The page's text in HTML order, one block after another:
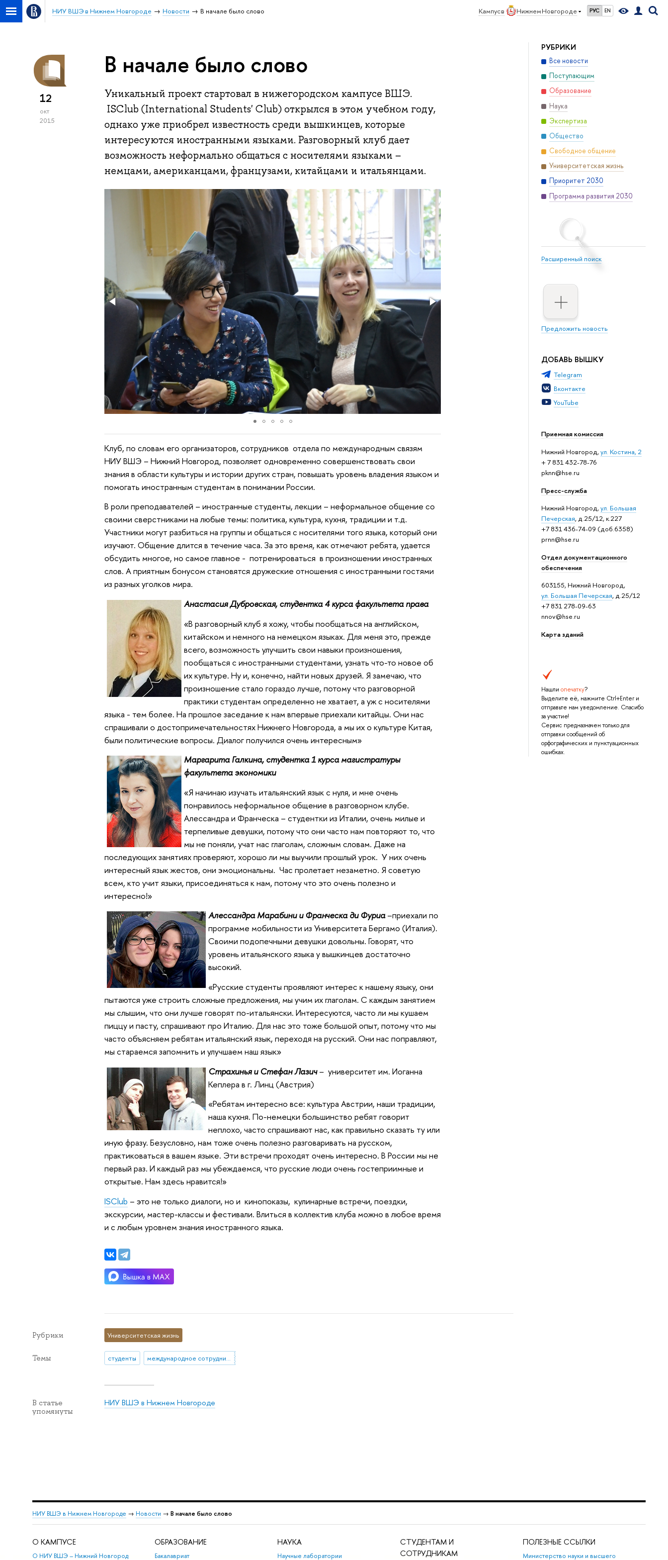
Кампус в Нижнем Новгороде РУС EN
НИУ ВШЭ в Нижнем Новгороде Новости В начале было слово
РУБРИКИ
Все новости
Поступающим
Образование
Наука
Экспертиза
Общество
Свободное общение
Университетская жизнь
Приоритет 2030
Программа развития 2030
Расширенный поиск
Предложить новость
ДОБАВЬ ВЫШКУ
Telegram
Вконтакте
YouTube
Приемная комиссия
Нижний Новгород,ул. Костина, 2
+ 7 831 432-78-76
pknn@hse.ru
Пресс-служба
Нижний Новгород,ул. Большая
Печерская, д.25/12, к.227
+7 831 436-74-09 (доб.6358)
prnn@hse.ru
Отдел документационного
обеспечения
603155, Нижний Новгород,
ул. Большая Печерская, д.25/12
+7 831 278-09-63
nnov@hse.ru
Карта зданий
Нашли опечатку?
Выделите её, нажмите Ctrl+Enter и
отправьте нам уведомление. Спасибо
за участие!
Сервис предназначен только для
отправки сообщений об
орфографических и пунктуационных
ошибках.
12
окт
2015
В начале было слово
Уникальный проект стартовал в нижегородском кампусе ВШЭ.
ISClub (International Students' Club) открылся в этом учебном году,
однако уже приобрел известность среди вышкинцев, которые
интересуются иностранными языками. Разговорный клуб дает
возможность неформально общаться с носителями языками –
немцами, американцами, французами, китайцами и итальянцами.
Клуб, по словам его организаторов, сотрудников отдела по международным связям
НИУ ВШЭ – Нижний Новгород, позволяет одновременно совершенствовать свои
знания в области культуры и истории других стран, повышать уровень владения языком и
помогать иностранным студентам в понимании России.
В роли преподавателей – иностранные студенты, лекции – неформальное общение со
своими сверстниками на любые темы: политика, культура, кухня, традиции и т.д.
Участники могут разбиться на группы и общаться с носителями того языка, который они
изучают. Общение длится в течение часа. За это время, как отмечают ребята, удается
обсудить многое, но самое главное - потренироваться в произношении иностранных
слов. А приятным бонусом становятся дружеские отношения с иностранными гостями
из разных уголков мира.
Анастасия Дубровская, студентка 4 курса факультета права
«В разговорный клуб я хожу, чтобы пообщаться на английском,
китайском и немного на немецком языках. Для меня это, прежде
всего, возможность улучшить свои навыки произношения,
пообщаться с иностранными студентами, узнать что-то новое об
их культуре. Ну и, конечно, найти новых друзей. Я замечаю, что
произношение стало гораздо лучше, потому что разговорной
практики студентам определенно не хватает, а уж с носителями
языка - тем более. На прошлое заседание к нам впервые приехали китайцы. Они нас
спрашивали о достопримечательностях Нижнего Новгорода, а мы их о культуре Китая,
были политические вопросы. Диалог получился очень интересным»
Маргарита Галкина, студентка 1 курса магистратуры
факультета экономики
«Я начинаю изучать итальянский язык с нуля, и мне очень
понравилось неформальное общение в разговорном клубе.
Алессандра и Франческа – студентки из Италии, очень милые и
терпеливые девушки, потому что они часто нам повторяют то, что
мы не поняли, учат нас глаголам, сложным словам. Даже на
последующих занятиях проверяют, хорошо ли мы выучили прошлый урок. У них очень
интересный язык жестов, они эмоциональны. Час пролетает незаметно. Я советую
всем, кто учит языки, присоединяться к нам, потому что это очень полезно и
интересно!»
Алессандра Марабини и Франческа ди Фуриа–приехали по
программе мобильности из Университета Бергамо (Италия).
Своими подопечными девушки довольны. Говорят, что
уровень итальянского языка у вышкинцев достаточно
высокий.
«Русские студенты проявляют интерес к нашему языку, они
пытаются уже строить сложные предложения, мы учим их глаголам. С каждым занятием
мы слышим, что они лучше говорят по-итальянски. Интересуются, часто ли мы кушаем
пиццу и пасту, спрашивают про Италию. Для нас это тоже большой опыт, потому что мы
часто объясняем ребятам итальянский язык, переходя на русский. Они нас поправляют,
мы стараемся запомнить и улучшаем наш язык»
Страхинья и Стефан Лазич– университет им. Иоганна
Кеплера в г. Линц (Австрия)
«Ребятам интересно все: культура Австрии, наши традиции,
наша кухня. По-немецки большинство ребят говорит
неплохо, часто спрашивают нас, как правильно сказать ту или
иную фразу. Безусловно, нам тоже очень полезно разговаривать на русском,
практиковаться в вашем языке. Эти встречи проходят очень интересно. В России мы не
первый раз. И каждый раз мы убеждаемся, что русские люди очень гостеприимные и
открытые. Нам здесь нравится!»
ISClub – это не только диалоги, но и кинопоказы, кулинарные встречи, поездки,
экскурсии, мастер-классы и фестивали. Влиться в коллектив клуба можно в любое время
и с любым уровнем знания иностранного языка.
Рубрики Университетская жизнь
Темы студенты международное сотрудничество
В статье
упомянуты
НИУ ВШЭ в Нижнем Новгороде
НИУ ВШЭ в Нижнем Новгороде → Новости → В начале было слово
О КАМПУСЕ
О НИУ ВШЭ – Нижний Новгород
ОБРАЗОВАНИЕ
Бакалавриат
НАУКА
Научные лаборатории
СТУДЕНТАМ И
СОТРУДНИКАМ
ПОЛЕЗНЫЕ ССЫЛКИ
Министерство науки и высшего